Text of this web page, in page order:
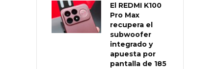
El REDMI K100
Pro Max
recupera el
subwoofer
integrado y
apuesta por
pantalla de 185